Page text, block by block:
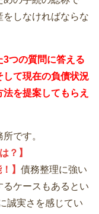
しなければならな
3つの質問に答える
して現在の負債状況
を提案してもらえ
です。
？】
】 債務整理に強い
ケースもあるとい
誠実さを感じてい